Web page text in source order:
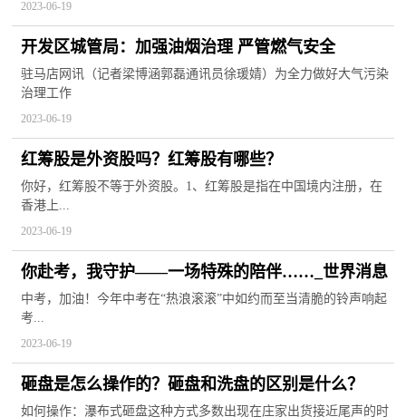
2023-06-19
开发区城管局：加强油烟治理 严管燃气安全
驻马店网讯（记者梁博涵郭磊通讯员徐瑗婧）为全力做好大气污染
治理工作
2023-06-19
红筹股是外资股吗？红筹股有哪些？
你好，红筹股不等于外资股。1、红筹股是指在中国境内注册，在
香港上...
2023-06-19
你赴考，我守护——一场特殊的陪伴……_世界消息
中考，加油！今年中考在“热浪滚滚”中如约而至当清脆的铃声响起
考...
2023-06-19
砸盘是怎么操作的？砸盘和洗盘的区别是什么？
如何操作：瀑布式砸盘这种方式多数出现在庄家出货接近尾声的时